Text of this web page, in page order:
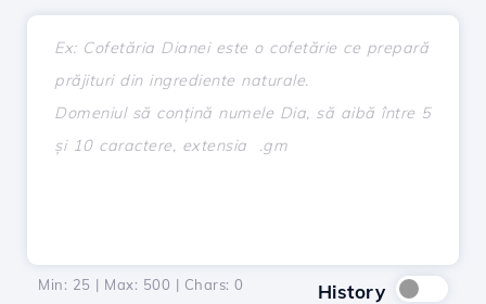
Min: 25 | Max: 500 | Chars: 0 History